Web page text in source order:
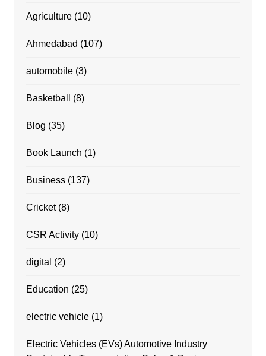
Agriculture(10)
Ahmedabad (107)
automobile(3)
Basketball (8)
Blog (35)
Book Launch (1)
Business(137)
Cricket(8)
CSR Activity(10)
digital (2)
Education (25)
electric vehicle(1)
Electric Vehicles (EVs) Automotive Industry